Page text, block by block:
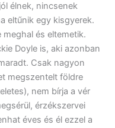
élnek, nincsenek
eltűnik egy kisgyerek.
és eltemetik.
Doyle is, aki azonban
Csak nagyon
megszentelt földre
nem bírja a vér
érzékszervei
éves és él ezzel a